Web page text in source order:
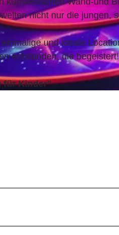
nicht nur die jungen,
und ideale
entstanden, die
für Kinder"